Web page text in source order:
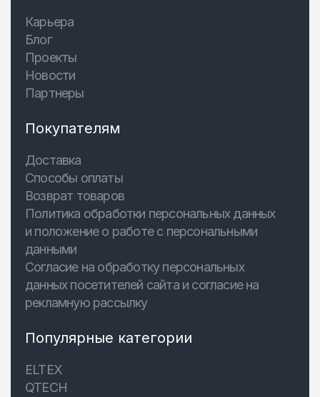
Карьера
Блог
Проекты
Новости
Партнеры
Покупателям
Доставка
Способы оплаты
Возврат товаров
Политика обработки персональных данных
и положение о работе с персональными
данными
Согласие на обработку персональных
данных посетителей сайта и согласие на
рекламную рассылку
Популярные категории
ELTEX
QTECH